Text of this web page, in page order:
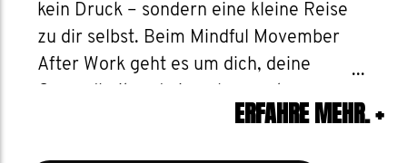
kein Druck – sondern eine kleine Reise
zu dir selbst. Beim Mindful Movember
After Work geht es um dich, deine
Abend in guter Gesellschaft.ERFAHRE MEHR.+